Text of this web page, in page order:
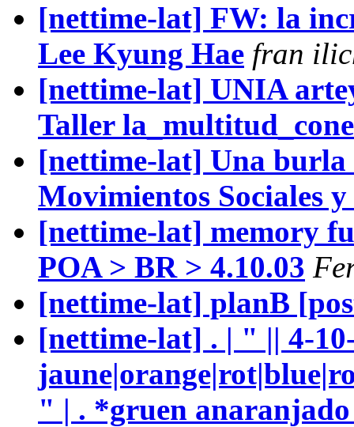
[nettime-lat] FW: la
Lee Kyung Hae fran
[nettime-lat] UNIA
Taller
[nettime-lat] Una burla
Movimientos Sociales
[nettime-lat] memory
POA > BR > 4.10.03
[nettime-lat] planB
[nettime-lat] . | " || 4-
" | . *gruen